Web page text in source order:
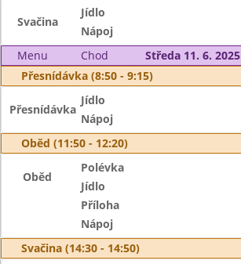
Svačina
Jídlo
Nápoj
Menu
Chod
Středa 11. 6. 2025
Přesnídávka (8:50 - 9:15)
Přesnídávka
Jídlo
Nápoj
Oběd (11:50 - 12:20)
Oběd
Polévka
Jídlo
Příloha
Nápoj
Svačina (14:30 - 14:50)